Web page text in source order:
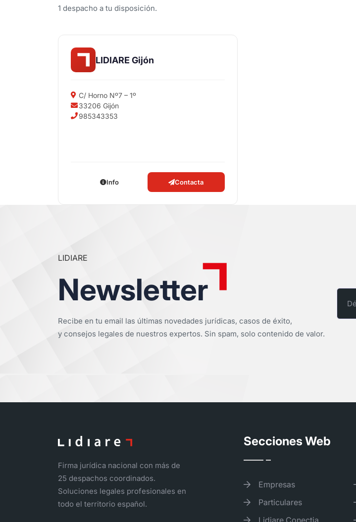
1 despacho a tu disposición.
LIDIARE Gijón
C/ Horno Nº7 – 1º
33206 Gijón
985343353
Info Contacta
LIDIARE
Newsletter
Recibe en tu email las últimas novedades jurídicas, casos de éxito,
y consejos legales de nuestros expertos. Sin spam, solo contenido de valor.
Firma jurídica nacional con más de
25 despachos coordinados.
Soluciones legales profesionales en
todo el territorio español.
Secciones Web
Empresas
Particulares
Lidiare Conectia